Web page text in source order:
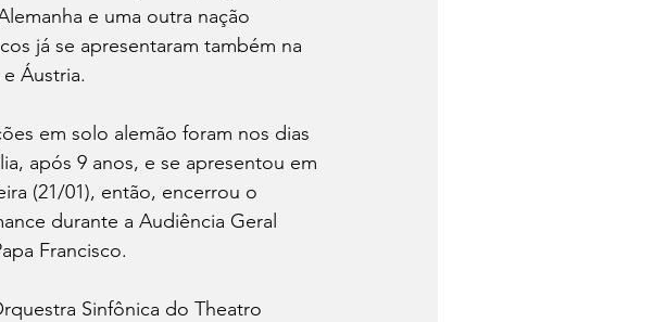
e uma outra nação
já se apresentaram também na
Áustria.
em solo alemão foram nos dias
após 9 anos, e se apresentou em
(21/01), então, encerrou o
durante a Audiência Geral
Francisco.
Sinfônica do Theatro